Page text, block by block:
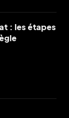
: les étapes